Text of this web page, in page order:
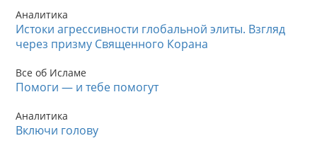
Аналитика
Истоки агрессивности глобальной элиты. Взгляд
через призму Священного Корана
Все об Исламе
Помоги — и тебе помогут
Аналитика
Включи голову